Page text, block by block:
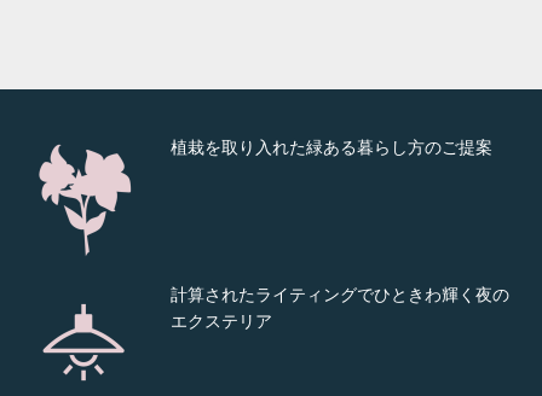
植栽を取り入れた緑ある暮らし方のご提案
計算されたライティングでひときわ輝く夜の
エクステリア